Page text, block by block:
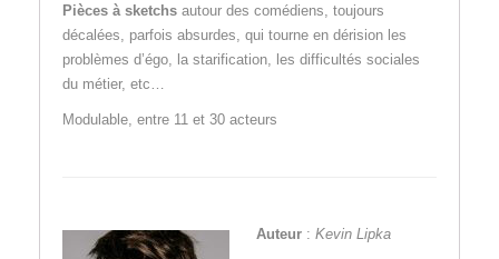
Pièces à sketchs autour des comédiens, toujours
décalées, parfois absurdes, qui tourne en dérision les
problèmes d’égo, la starification, les difficultés sociales
du métier, etc…
Modulable, entre 11 et 30 acteurs
Auteur : Kevin Lipka